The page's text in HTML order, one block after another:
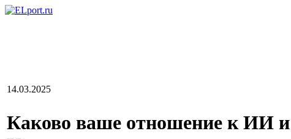
14.03.2025
Каково ваше отношение к ИИ и